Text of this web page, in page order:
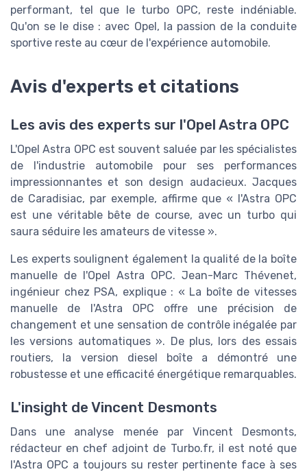
performant, tel que le turbo OPC, reste indéniable.
Qu'on se le dise : avec Opel, la passion de la conduite
sportive reste au cœur de l'expérience automobile.
Avis d'experts et citations
Les avis des experts sur l'Opel Astra OPC
L'Opel Astra OPC est souvent saluée par les spécialistes
de l'industrie automobile pour ses performances
impressionnantes et son design audacieux. Jacques
de Caradisiac, par exemple, affirme que « l'Astra OPC
est une véritable bête de course, avec un turbo qui
saura séduire les amateurs de vitesse ».
Les experts soulignent également la qualité de la boîte
manuelle de l'Opel Astra OPC. Jean-Marc Thévenet,
ingénieur chez PSA, explique : « La boîte de vitesses
manuelle de l'Astra OPC offre une précision de
changement et une sensation de contrôle inégalée par
les versions automatiques ». De plus, lors des essais
routiers, la version diesel boîte a démontré une
robustesse et une efficacité énergétique remarquables.
L'insight de Vincent Desmonts
Dans une analyse menée par Vincent Desmonts,
rédacteur en chef adjoint de Turbo.fr, il est noté que
l'Astra OPC a toujours su rester pertinente face à ses